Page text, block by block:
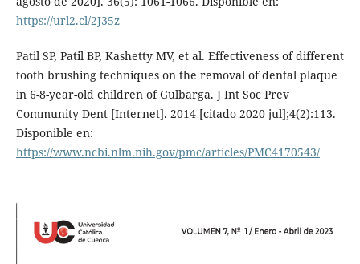
https://url2.cl/2J35z
Patil SP, Patil BP, Kashetty MV, et al. Effectiveness of different
tooth brushing techniques on the removal of dental plaque
in 6-8-year-old children of Gulbarga. J Int Soc Prev
Community Dent [Internet]. 2014 [citado 2020 jul];4(2):113.
Disponible en:
https://www.ncbi.nlm.nih.gov/pmc/articles/PMC4170543/